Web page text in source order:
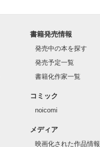
書籍発売情報
発売中の本を探す
発売予定一覧
書籍化作家一覧
コミック
noicomi
メディア
映画化された作品情報